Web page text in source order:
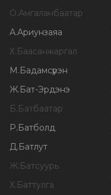
О.Амгаланбаатар
А.Ариунзаяа
Х.Баасанжаргал
М.Бадамсүрэн
Ж.Бат-Эрдэнэ
Б.Батбаатар
Р.Батболд
Д.Батлут
Ж.Батсуурь
Х.Баттулга